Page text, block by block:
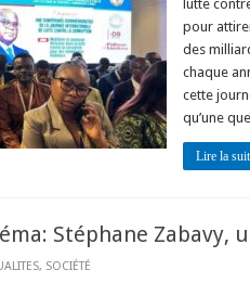
lutte
pour
des
chaque
cette
qu’une
Lire la
Stéphane Zabavy,
, SOCIÉTÉ